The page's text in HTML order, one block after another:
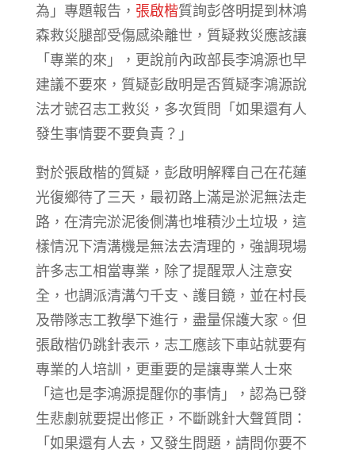
為」專題報告， 張啟楷質詢彭啓明提到林鴻
森救災腿部受傷感染離世，質疑救災應該讓
「專業的來」，更說前內政部長李鴻源也早
建議不要來，質疑彭啟明是否質疑李鴻源說
法才號召志工救災，多次質問「如果還有人
發生事情要不要負責？」
對於張啟楷的質疑，彭啟明解釋自己在花蓮
光復鄉待了三天，最初路上滿是淤泥無法走
路，在清完淤泥後側溝也堆積沙土垃圾，這
樣情況下清溝機是無法去清理的，強調現場
許多志工相當專業，除了提醒眾人注意安
全，也調派清溝勺千支、護目鏡，並在村長
及帶隊志工教學下進行，盡量保護大家。但
張啟楷仍跳針表示，志工應該下車站就要有
專業的人培訓，更重要的是讓專業人士來
「這也是李鴻源提醒你的事情」，認為已發
生悲劇就要提出修正，不斷跳針大聲質問：
「如果還有人去，又發生問題，請問你要不